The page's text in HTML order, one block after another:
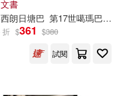
書
朗日塘巴 第17世噶瑪巴．鄔金欽列多傑
折 $361 $380
試閱